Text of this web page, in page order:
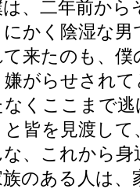
は、二年前か
かく陰湿な
て来たのも、
嫌がらせされ
なくここまで
と皆を見渡して
な、これから
のある人は、